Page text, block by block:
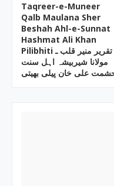
Taqreer-e-Muneer
Qalb Maulana Sher
Beshah Ahl-e-Sunnat
Hashmat Ali Khan
Pilibhiti تقریر منیر قلب ـ
مولانا شیربیشہ اہل سنت
علی خان پیلی بھیتی